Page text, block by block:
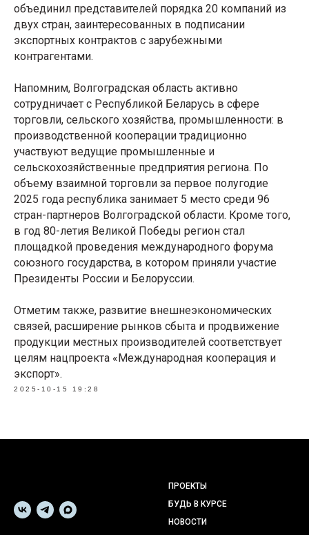
объединил представителей порядка 20 компаний из
двух стран, заинтересованных в подписании
экспортных контрактов с зарубежными
контрагентами.
Напомним, Волгоградская область активно
сотрудничает с Республикой Беларусь в сфере
торговли, сельского хозяйства, промышленности: в
производственной кооперации традиционно
участвуют ведущие промышленные и
сельскохозяйственные предприятия региона. По
объему взаимной торговли за первое полугодие
2025 года республика занимает 5 место среди 96
стран-партнеров Волгоградской области. Кроме того,
в год 80-летия Великой Победы регион стал
площадкой проведения международного форума
союзного государства, в котором приняли участие
Президенты России и Белоруссии.
Отметим также, развитие внешнеэкономических
связей, расширение рынков сбыта и продвижение
продукции местных производителей соответствует
целям нацпроекта «Международная кооперация и
экспорт».
2025-10-15 19:28
ПРОЕКТЫ
БУДЬ В КУРСЕ
НОВОСТИ